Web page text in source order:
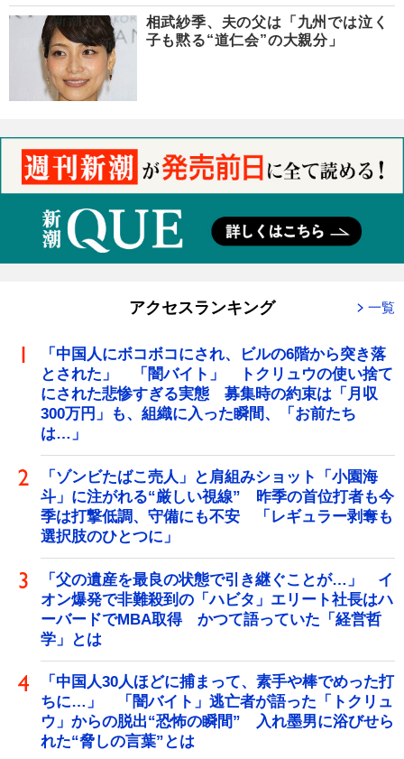
相武紗季、夫の父は「九州では泣く
子も黙る“道仁会”の大親分」
アクセスランキング 一覧
「中国人にボコボコにされ、ビルの6階から突き落
とされた」 「闇バイト」 トクリュウの使い捨て
にされた悲惨すぎる実態 募集時の約束は「月収
300万円」も、組織に入った瞬間、「お前たち
は…」
「ゾンビたばこ売人」と肩組みショット「小園海
斗」に注がれる“厳しい視線” 昨季の首位打者も今
季は打撃低調、守備にも不安 「レギュラー剥奪も
選択肢のひとつに」
「父の遺産を最良の状態で引き継ぐことが…」 イ
オン爆発で非難殺到の「ハビタ」エリート社長はハ
ーバードでMBA取得 かつて語っていた「経営哲
学」とは
「中国人30人ほどに捕まって、素手や棒でめった打
ちに…」 「闇バイト」逃亡者が語った「トクリュ
ウ」からの脱出“恐怖の瞬間” 入れ墨男に浴びせら
れた“脅しの言葉”とは